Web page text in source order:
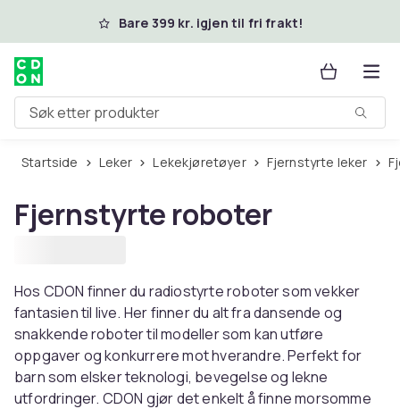
Hopp til hovedinnholdBare 399 kr. igjen til fri frakt!
Søk etter produkter
Startside Leker Lekekjøretøyer Fjernstyrte leker
Fjernstyrte roboter
Hos CDON finner du radiostyrte roboter som vekker
fantasien til live. Her finner du alt fra dansende og
snakkende roboter til modeller som kan utføre
oppgaver og konkurrere mot hverandre. Perfekt for
barn som elsker teknologi, bevegelse og lekne
utfordringer. CDON gjør det enkelt å finne morsomme